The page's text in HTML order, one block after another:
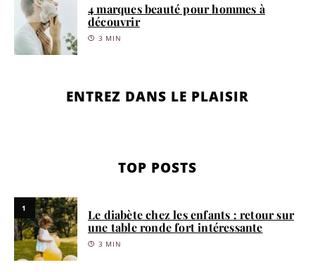
4 marques beauté pour hommes à
découvrir
3 MIN
ENTREZ DANS LE PLAISIR
TOP POSTS
1
Le diabète chez les enfants : retour sur
une table ronde fort intéressante
3 MIN